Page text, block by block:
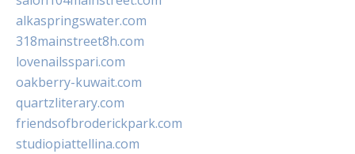
alkaspringswater.com
318mainstreet8h.com
lovenailsspari.com
oakberry-kuwait.com
quartzliterary.com
friendsofbroderickpark.com
studiopiattellina.com